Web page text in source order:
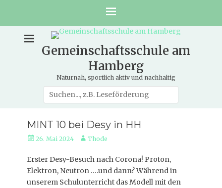
Gemeinschaftsschule am
Hamberg
Naturnah, sportlich aktiv und nachhaltig
Suche
nach:
MINT 10 bei Desy in HH
Veröffentlicht
26. Mai 2024 AutorThode
Erster Desy-Besuch nach Corona! Proton,
Elektron, Neutron ….und dann? Während in
unserem Schulunterricht das Modell mit den